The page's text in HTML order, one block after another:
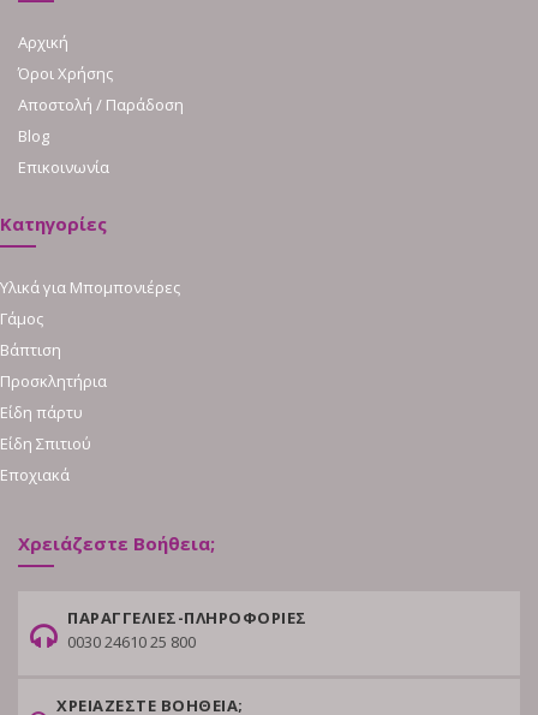
Αρχική
Όροι Χρήσης
Αποστολή / Παράδοση
Blog
Επικοινωνία
Κατηγορίες
Υλικά για Μπομπονιέρες
Γάμος
Βάπτιση
Προσκλητήρια
Είδη πάρτυ
Είδη Σπιτιού
Εποχιακά
Χρειάζεστε Βοήθεια;
ΠΑΡΑΓΓΕΛΙΕΣ-ΠΛΗΡΟΦΟΡΙΕΣ
0030 24610 25 800
ΧΡΕΙΑΖΕΣΤΕ ΒΟΗΘΕΙΑ;